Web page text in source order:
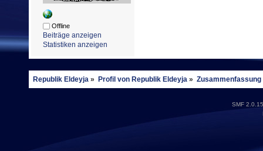
Offline
Beiträge anzeigen
Statistiken anzeigen
Republik Eldeyja » Profil von Republik Eldeyja» Zusammenfassung
SMF 2.0.15